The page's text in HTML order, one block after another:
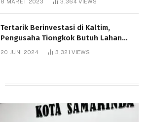
8 MARET 2023 3,364VIEWS
Tertarik Berinvestasi di Kaltim,
Pengusaha Tiongkok Butuh Lahan
20 JUNI 2024 3,321VIEWS